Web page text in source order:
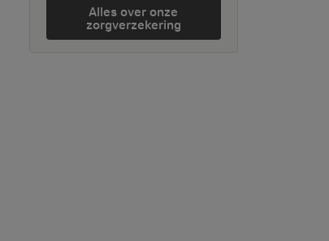
Alles over onze
zorgverzekering